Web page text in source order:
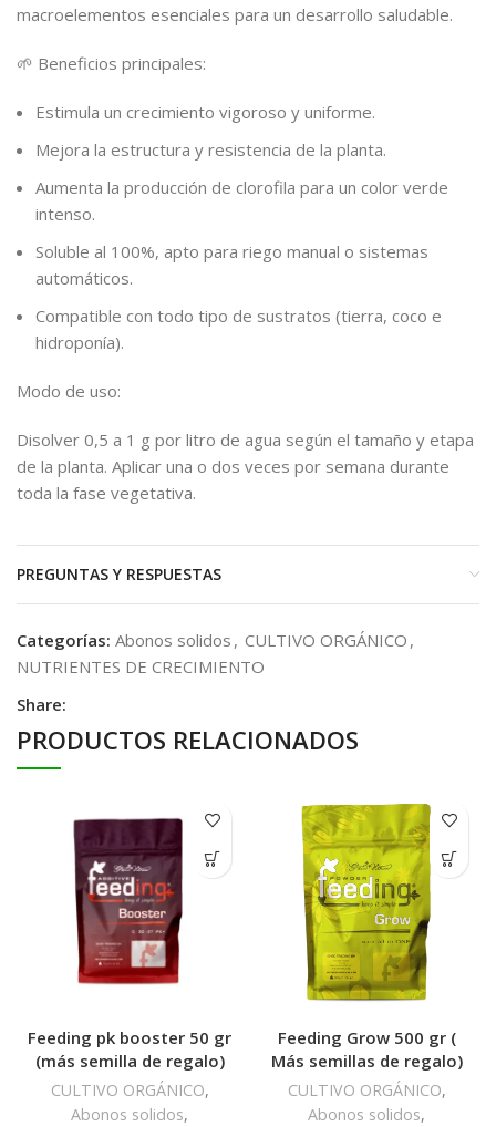
macroelementos esenciales para un desarrollo saludable.
🌱 Beneficios principales:
Estimula un crecimiento vigoroso y uniforme.
Mejora la estructura y resistencia de la planta.
Aumenta la producción de clorofila para un color verde
intenso.
Soluble al 100%, apto para riego manual o sistemas
automáticos.
Compatible con todo tipo de sustratos (tierra, coco e
hidroponía).
Modo de uso:
Disolver 0,5 a 1 g por litro de agua según el tamaño y etapa
de la planta. Aplicar una o dos veces por semana durante
toda la fase vegetativa.
PREGUNTAS Y RESPUESTAS
Categorías: Abonos solidos , CULTIVO ORGÁNICO ,
NUTRIENTES DE CRECIMIENTO
Share:
PRODUCTOS RELACIONADOS
Feeding pk booster 50 gr
(más semilla de regalo)
CULTIVO ORGÁNICO,
Abonos solidos,
Feeding Grow 500 gr (
Más semillas de regalo)
CULTIVO ORGÁNICO,
Abonos solidos,